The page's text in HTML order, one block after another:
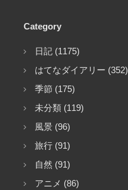
Category
日記 (1175)
はてなダイアリー (352)
季節 (175)
未分類 (119)
風景 (96)
旅行 (91)
自然 (91)
アニメ (86)